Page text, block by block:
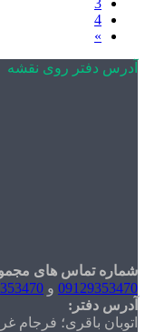
روی نقشه
های مجموعه:
و09199353470
فرجام غربی،